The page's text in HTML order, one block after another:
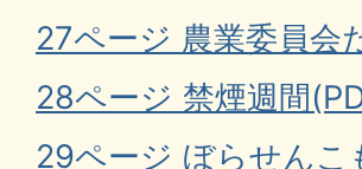
27ページ 農業委員会
28ページ 禁煙週間
29ページ ぼらせんこ